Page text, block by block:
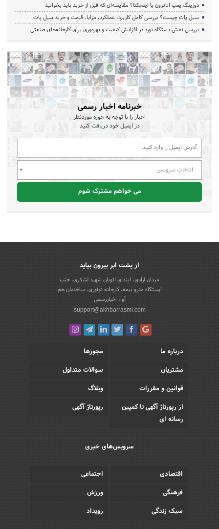
دوزینگ پمپ اتاترون یا اینجکتا؟ مقایسه‌ای که قبل از خرید باید بخوانید
سیل پات چیست؟ بررسی کامل کاربرد، عملکرد، مزایا، قیمت و خرید سیل پات
بررسی نقش دستگاه نورد در افزایش کیفیت و بهره‌وری برای کارخانه‌های صنعتی
خبرنامه اخبار رسمی
اخبار را با توجه به حوزه موردنظر
در ایمیل خود دریافت کنید
انتخاب سرویس
می خواهم مشترک شوم
از پشت ابر بیرون بیاید
میدان آزادی، ابتدای اتوبان شهید لشکری، جنب
ایستگاه مترو بیمه، کارخانه نوآوری، ساختمان هم
آوا، اخباررسمی
support@akhbarrasmi.com
درباره ما
مجوزها
مشتریان
سوالات متداول
قوانین و مقررات
وبلاگ
از رپورتاژ آگهی تا کمپین
رسانه ای
رپورتاژ آگهی
سرویس‌های خبری
اقتصادی
اجتماعی
فرهنگی
ورزش
سبک زندگی
رویداد